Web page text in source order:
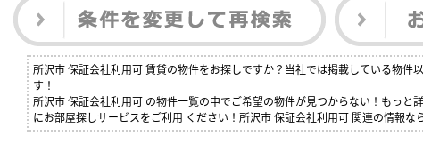
コンテナ
高く売るポイント よくある質問 相続
ハウス小手指店 ピタットハウス新所沢店
所沢市 保証会社利用可 賃貸の物件をお探しですか？当社では掲載している物件
す！
所沢市 保証会社利用可 の物件一覧の中でご希望の物件が見つからない！もっと
にお部屋探しサービスをご利用 ください！所沢市 保証会社利用可 関連の情報な